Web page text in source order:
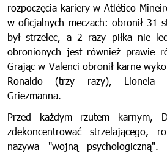
rozpoczęcia kariery w Atlético
w oficjalnych meczach: obronił 31
był strzelec, a 2 razy piłka nie
obronionych jest również prawie
Grając w Valenci obronił karne
Ronaldo (trzy razy), Lionela
Griezmanna.
Przed każdym rzutem karnym,
zdekoncentrować strzelającego,
nazywa "wojną